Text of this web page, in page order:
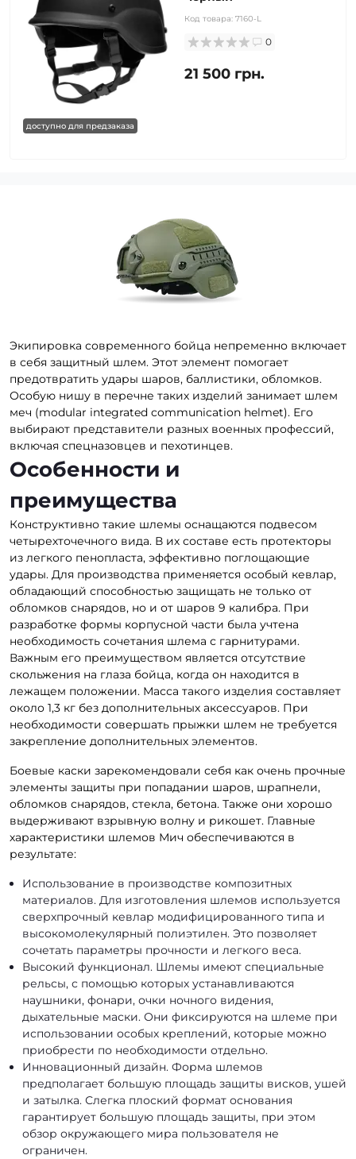
доступно для предзаказа
Код товара: 7160-L
0
21 500 грн.
Экипировка современного бойца непременно включает
в себя защитный шлем. Этот элемент помогает
предотвратить удары шаров, баллистики, обломков.
Особую нишу в перечне таких изделий занимает шлем
меч (modular integrated communication helmet). Его
выбирают представители разных военных профессий,
включая спецназовцев и пехотинцев.
Особенности и
преимущества
Конструктивно такие шлемы оснащаются подвесом
четырехточечного вида. В их составе есть протекторы
из легкого пенопласта, эффективно поглощающие
удары. Для производства применяется особый кевлар,
обладающий способностью защищать не только от
обломков снарядов, но и от шаров 9 калибра. При
разработке формы корпусной части была учтена
необходимость сочетания шлема с гарнитурами.
Важным его преимуществом является отсутствие
скольжения на глаза бойца, когда он находится в
лежащем положении. Масса такого изделия составляет
около 1,3 кг без дополнительных аксессуаров. При
необходимости совершать прыжки шлем не требуется
закрепление дополнительных элементов.
Боевые каски зарекомендовали себя как очень прочные
элементы защиты при попадании шаров, шрапнели,
обломков снарядов, стекла, бетона. Также они хорошо
выдерживают взрывную волну и рикошет. Главные
характеристики шлемов Мич обеспечиваются в
результате:
Использование в производстве композитных
материалов. Для изготовления шлемов используется
сверхпрочный кевлар модифицированного типа и
высокомолекулярный полиэтилен. Это позволяет
сочетать параметры прочности и легкого веса.
Высокий функционал. Шлемы имеют специальные
рельсы, с помощью которых устанавливаются
наушники, фонари, очки ночного видения,
дыхательные маски. Они фиксируются на шлеме при
использовании особых креплений, которые можно
приобрести по необходимости отдельно.
Инновационный дизайн. Форма шлемов
предполагает большую площадь защиты висков, ушей
и затылка. Слегка плоский формат основания
гарантирует большую площадь защиты, при этом
обзор окружающего мира пользователя не
ограничен.